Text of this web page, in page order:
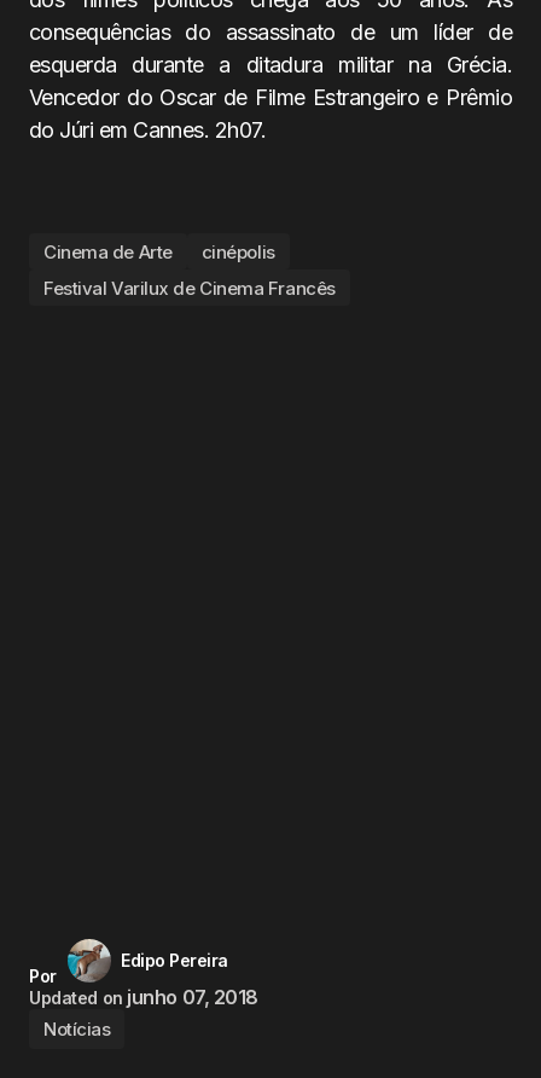
consequências do assassinato de um líder de
esquerda durante a ditadura militar na Grécia.
Vencedor do Oscar de Filme Estrangeiro e Prêmio
do Júri em Cannes. 2h07.
Cinema de Arte
cinépolis
Festival Varilux de Cinema Francês
Por
Edipo Pereira
Updated on junho 07, 2018
Notícias